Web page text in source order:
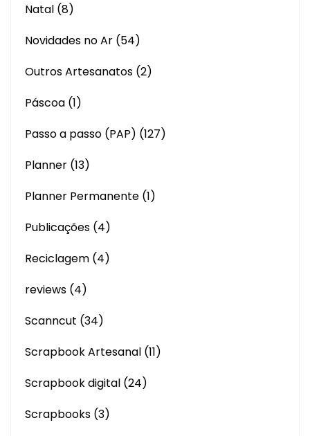
Natal (8)
Novidades no Ar (54)
Outros Artesanatos (2)
Páscoa (1)
Passo a passo (PAP) (127)
Planner (13)
Planner Permanente (1)
Publicações (4)
Reciclagem (4)
reviews (4)
Scanncut (34)
Scrapbook Artesanal (11)
Scrapbook digital (24)
Scrapbooks (3)